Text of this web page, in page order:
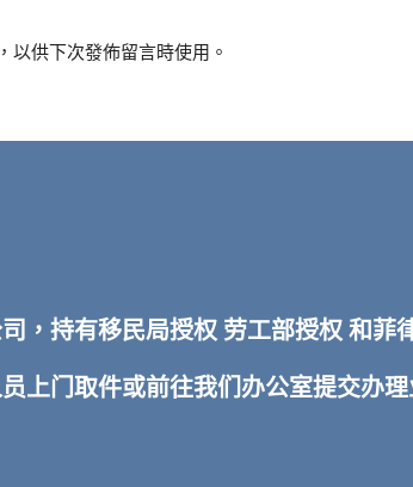
以供下次發佈留言時使用。
，持有移民局授权 劳工部授权 和菲
上门取件或前往我们办公室提交办理